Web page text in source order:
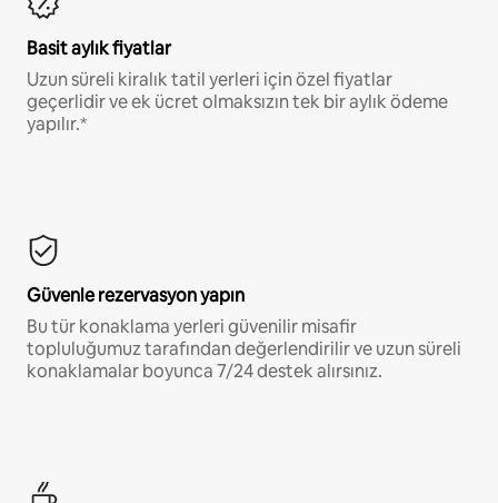
Basit aylık fiyatlar
Uzun süreli kiralık tatil yerleri için özel fiyatlar
geçerlidir ve ek ücret olmaksızın tek bir aylık ödeme
yapılır.*
Güvenle rezervasyon yapın
Bu tür konaklama yerleri güvenilir misafir
topluluğumuz tarafından değerlendirilir ve uzun süreli
konaklamalar boyunca 7/24 destek alırsınız.